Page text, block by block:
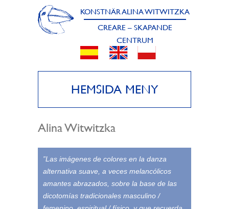
KONSTNÄR ALINA WITWITZKA
CREARE – SKAPANDE
CENTRUM
HEMSIDA MENY
Alina Witwitzka
”Las imágenes de colores en la danza
alternativa suave, a veces melancólicos
amantes abrazados, sobre la base de las
dicotomías tradicionales masculino /